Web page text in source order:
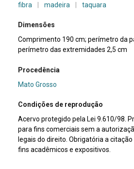
fibra
madeira taquara
Dimensões
Comprimento 190 cm; perímetro da
perímetro das extremidades 2,5 cm
Procedência
Mato Grosso
Condições de reprodução
Acervo protegido pela Lei 9.610/98.
para fins comerciais sem a
legais do direito. Obrigatória a
fins acadêmicos e expositivos.